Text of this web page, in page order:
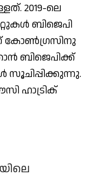
2019-ലെ
ബിജെപി
കോണ്‍ഗ്രസിനു
ബിജെപിക്ക്
ഹാട്രിക്